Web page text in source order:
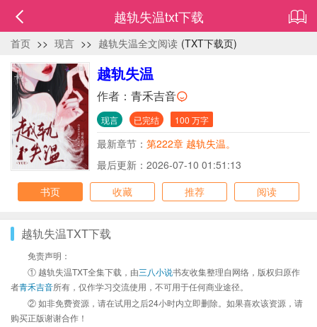
越轨失温txt下载
首页 >> 现言 >> 越轨失温全文阅读 (TXT下载页)
越轨失温
作者： 青禾吉音
现言 已完结 100 万字
最新章节： 第222章 越轨失温。
最后更新：2026-07-10 01:51:13
书页
收藏 推荐 阅读
越轨失温TXT下载
免责声明：
① 越轨失温TXT全集下载，由三八小说书友收集整理自网络，版权归原作
者青禾吉音所有，仅作学习交流使用，不可用于任何商业途径。
② 如非免费资源，请在试用之后24小时内立即删除。如果喜欢该资源，请
购买正版谢谢合作！